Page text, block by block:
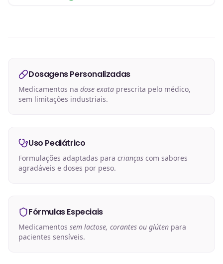
Dosagens Personalizadas
Medicamentos na dose exata prescrita pelo médico,
sem limitações industriais.
Uso Pediátrico
Formulações adaptadas para crianças com sabores
agradáveis e doses por peso.
Fórmulas Especiais
Medicamentos sem lactose, corantes ou glúten para
pacientes sensíveis.